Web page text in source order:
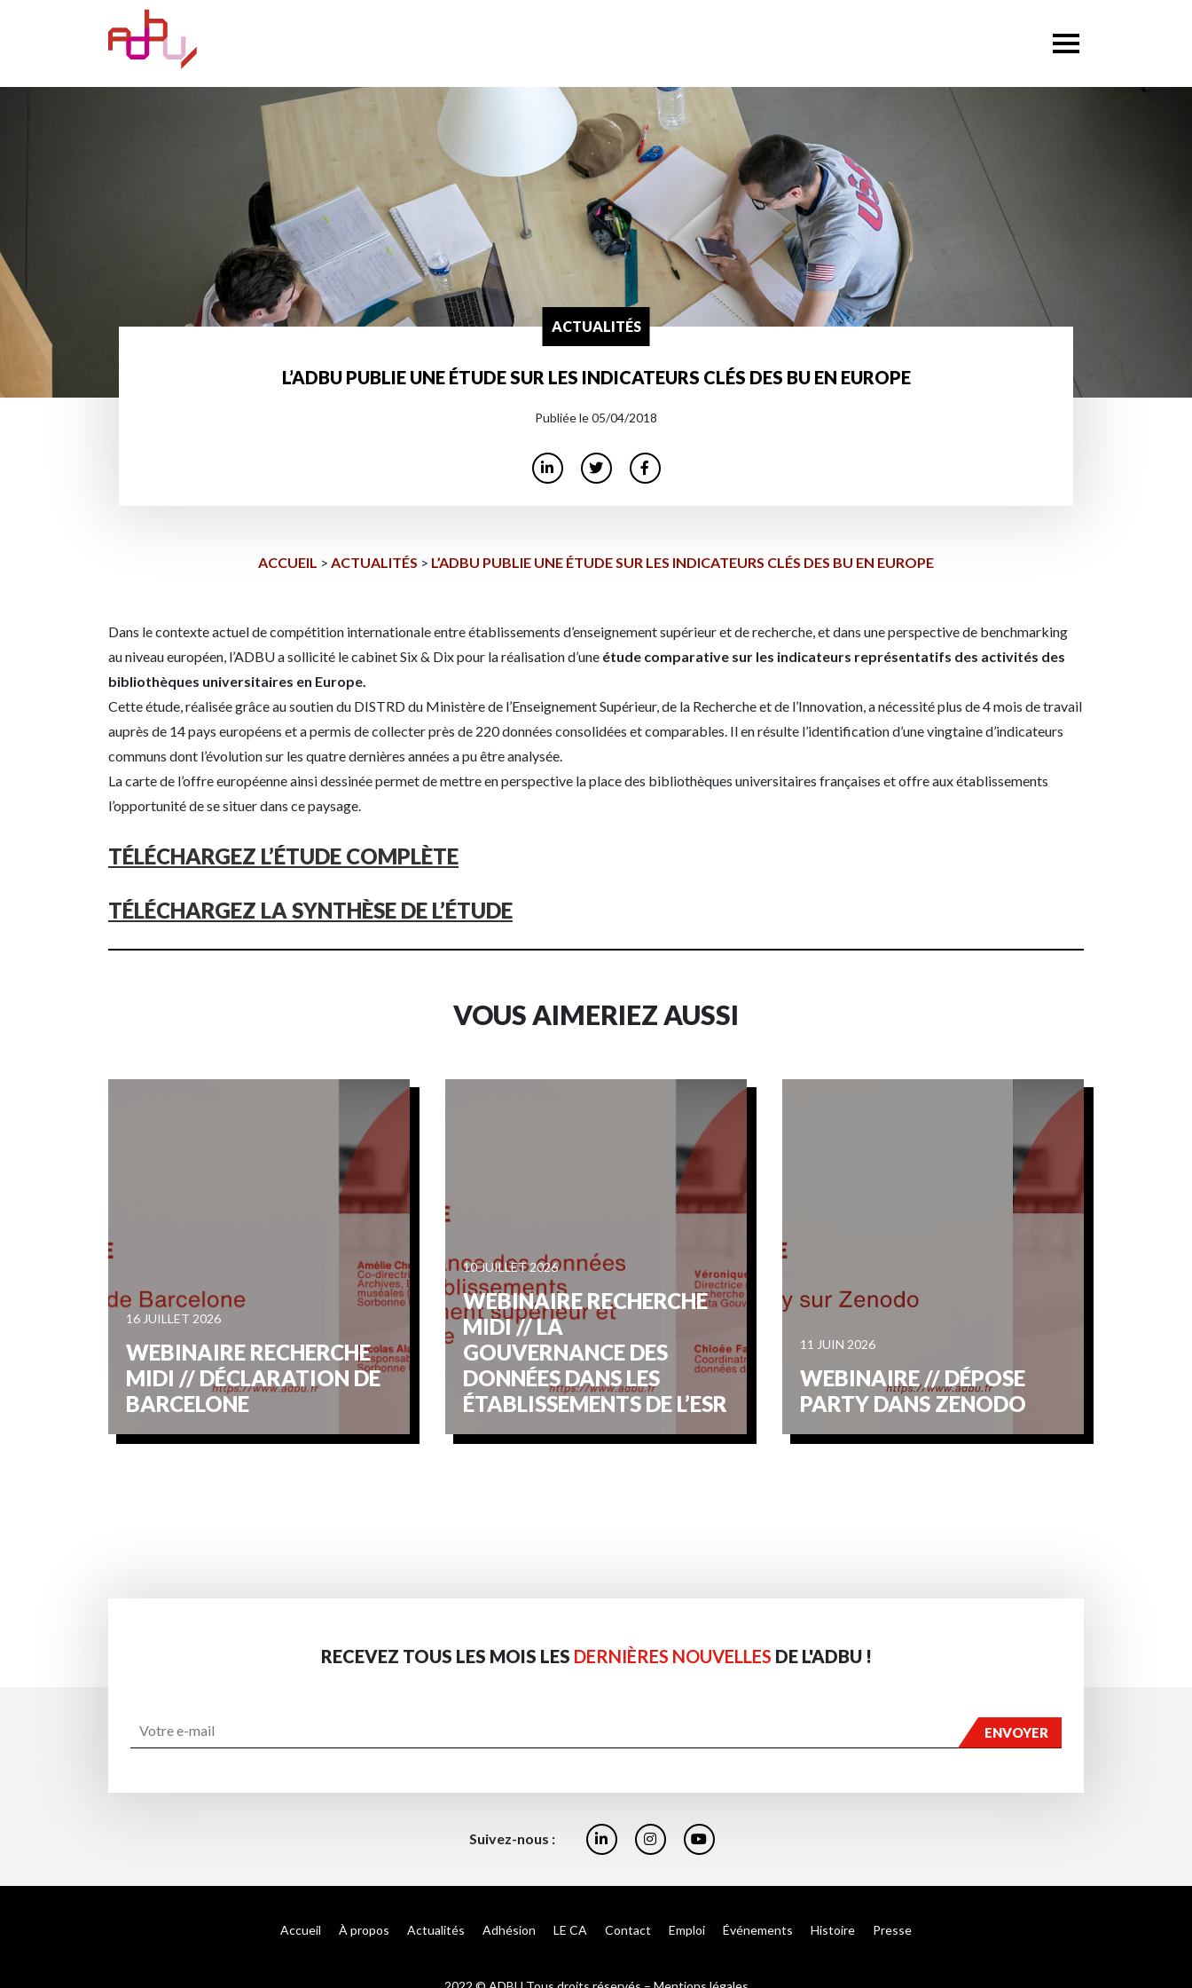
ACTUALITÉS
L’ADBU PUBLIE UNE ÉTUDE SUR LES INDICATEURS CLÉS DES BU EN EUROPE
Publiée le 05/04/2018
ACCUEIL > ACTUALITÉS > L’ADBU PUBLIE UNE ÉTUDE SUR LES INDICATEURS CLÉS DES BU EN EUROPE
Dans le contexte actuel de compétition internationale entre établissements d’enseignement supérieur et de recherche, et dans une perspective de benchmarking
au niveau européen, l’ADBU a sollicité le cabinet Six & Dix pour la réalisation d’une étude comparative sur les indicateurs représentatifs des activités des
bibliothèques universitaires en Europe.
Cette étude, réalisée grâce au soutien du DISTRD du Ministère de l’Enseignement Supérieur, de la Recherche et de l’Innovation, a nécessité plus de 4 mois de travail
auprès de 14 pays européens et a permis de collecter près de 220 données consolidées et comparables. Il en résulte l’identification d’une vingtaine d’indicateurs
communs dont l’évolution sur les quatre dernières années a pu être analysée.
La carte de l’offre européenne ainsi dessinée permet de mettre en perspective la place des bibliothèques universitaires françaises et offre aux établissements
l’opportunité de se situer dans ce paysage.
TÉLÉCHARGEZ L’ÉTUDE COMPLÈTE
TÉLÉCHARGEZ LA SYNTHÈSE DE L’ÉTUDE
VOUS AIMERIEZ AUSSI
16 JUILLET 2026
WEBINAIRE RECHERCHE
MIDI // DÉCLARATION DE
BARCELONE
10 JUILLET 2026
WEBINAIRE RECHERCHE
MIDI // LA
GOUVERNANCE DES
DONNÉES DANS LES
ÉTABLISSEMENTS DE L’ESR
11 JUIN 2026
WEBINAIRE // DÉPOSE
PARTY DANS ZENODO
RECEVEZ TOUS LES MOIS LES DERNIÈRES NOUVELLES DE L'ADBU !
Suivez-nous :
Accueil À propos Actualités Adhésion LE CA Contact Emploi Événements Histoire Presse